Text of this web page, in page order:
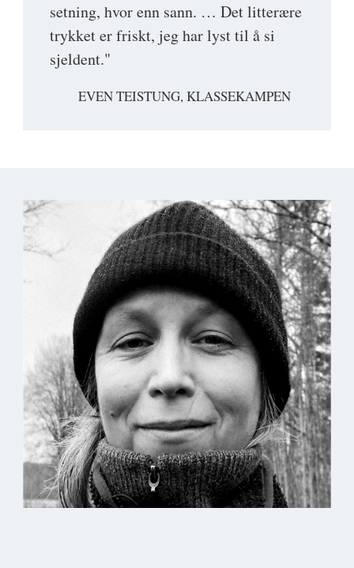
setning, hvor enn sann. … Det litterære
trykket er friskt, jeg har lyst til å si
sjeldent."
EVEN TEISTUNG, KLASSEKAMPEN